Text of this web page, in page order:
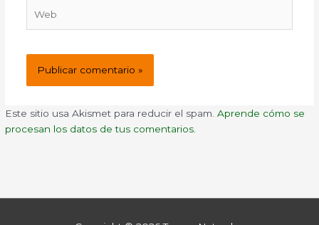
Este sitio usa Akismet para reducir el spam.Aprende cómo se
procesan los datos de tus comentarios.